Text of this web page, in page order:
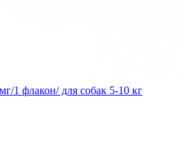
1 флакон/ для собак 5-10 кг